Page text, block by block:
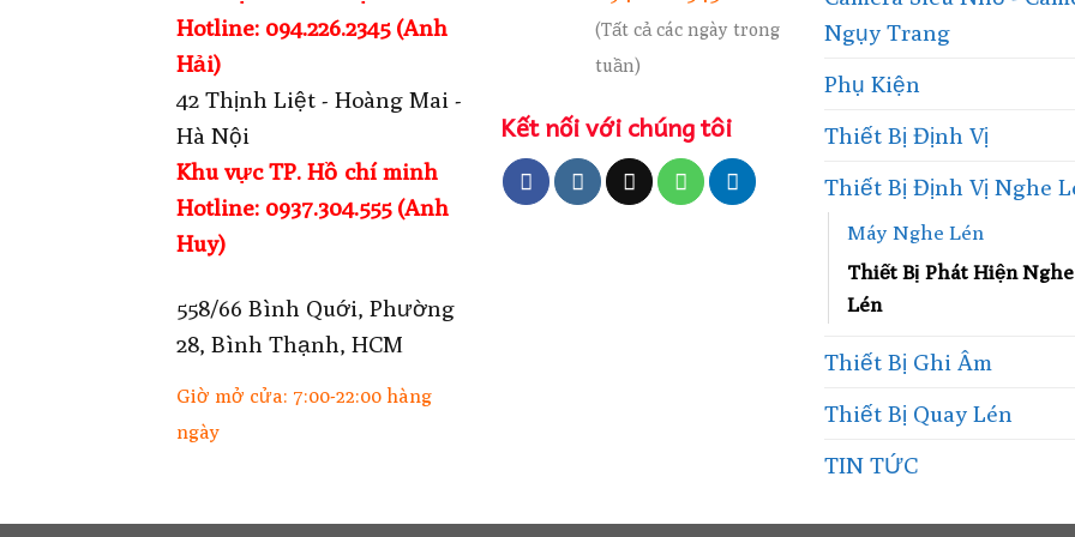
Hotline: 094.226.2345 (Anh
Hải)
42 Thịnh Liệt - Hoàng Mai -
Hà Nội
Khu vực TP. Hồ chí minh
Hotline: 0937.304.555 (Anh
Huy)
558/66 Bình Quới, Phường
28, Bình Thạnh, HCM
Giờ mở cửa: 7:00-22:00 hàng
ngày
(Tất cả các ngày trong
tuần)
Kết nối với chúng tôi
Ngụy Trang
Phụ Kiện
Thiết Bị Định Vị
Thiết Bị Định Vị Nghe
Máy Nghe Lén
Thiết Bị Phát Hiện Nghe
Lén
Thiết Bị Ghi Âm
Thiết Bị Quay Lén
TIN TỨC